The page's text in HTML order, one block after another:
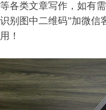
等各类文章写作，如有
识别图中二维码”加微信
用！